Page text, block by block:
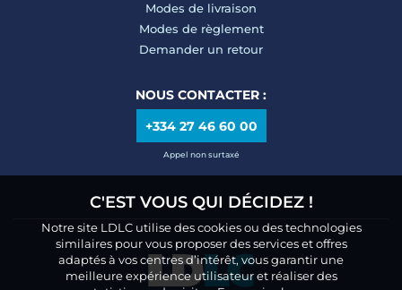
C'EST VOUS QUI DÉCIDEZ !
Notre site LDLC utilise des cookies ou des technologies
similaires pour vous proposer des services et offres
adaptés à vos centres d’intérêt, vous garantir une
meilleure expérience utilisateur et réaliser des
Modes de livraison
Modes de règlement
Demander un retour
NOUS CONTACTER :
+334 27 46 60 00
Appel non surtaxé